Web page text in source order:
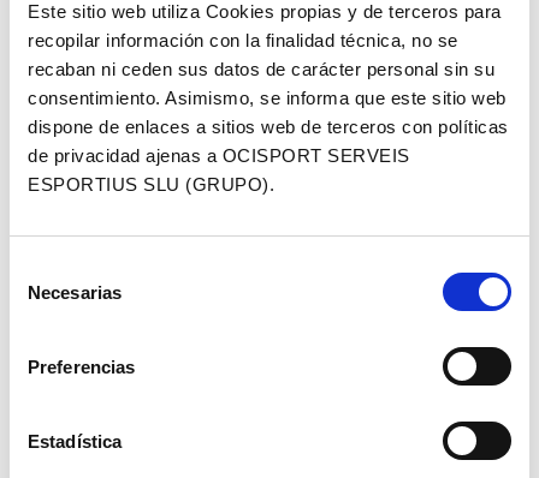
Este sitio web utiliza Cookies propias y de terceros para
recopilar información con la finalidad técnica, no se
recaban ni ceden sus datos de carácter personal sin su
consentimiento. Asimismo, se informa que este sitio web
dispone de enlaces a sitios web de terceros con políticas
de privacidad ajenas a OCISPORT SERVEIS
ESPORTIUS SLU (GRUPO).
Necesarias
Preferencias
Estadística
Simona Spesna o la propia Samara Maxwell. La salida
limpia se produjo con la baja de última hora de Olivia Onesti,
que no pudo tomar parte de la competición. El ritmo fue alto
desde el principio y el grupo se estiró a las primeras de
cambio.
Samara Maxwellabrió hueco sin demasiado esfuerzo y
ventaja respecto a sus rivales, que fueron cayendo en zona
de nadie. La carrera se mantuvo estable durante toda la
competición y, sin sorpresas inesperadas, Maxwell cavalgó
la Shimano Super Cup Massi 2025.